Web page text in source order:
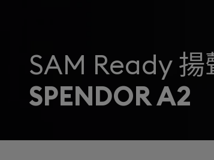
SAM Ready 揚
SPENDOR A2